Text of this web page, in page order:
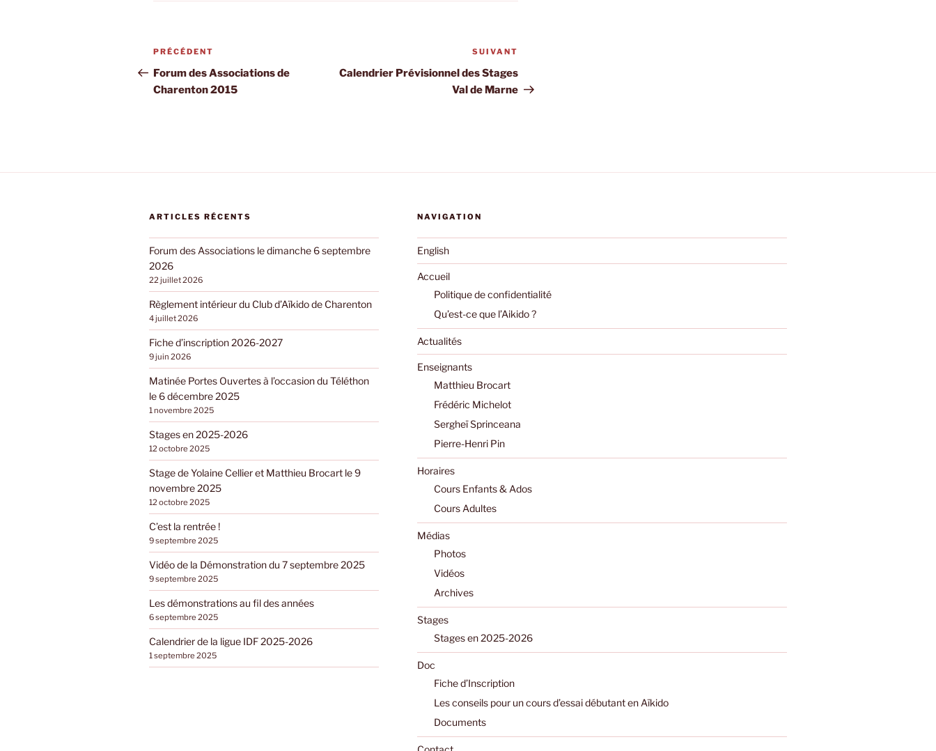
Navigation
de
l’article
Article
précédent
PRÉCÉDENT
Forum des Associations de
Charenton 2015
suivant
SUIVANT
Calendrier Prévisionnel des Stages
Val de Marne
ARTICLES RÉCENTS
Forum des Associations le dimanche 6 septembre
2026
22 juillet 2026
Règlement intérieur du Club d’Aïkido de Charenton
4 juillet 2026
Fiche d’inscription 2026-2027
9 juin 2026
Matinée Portes Ouvertes à l’occasion du Téléthon
le 6 décembre 2025
1 novembre 2025
Stages en 2025-2026
12 octobre 2025
Stage de Yolaine Cellier et Matthieu Brocart le 9
novembre 2025
12 octobre 2025
C’est la rentrée !
9 septembre 2025
Vidéo de la Démonstration du 7 septembre 2025
9 septembre 2025
Les démonstrations au fil des années
6 septembre 2025
Calendrier de la ligue IDF 2025-2026
1 septembre 2025
NAVIGATION
English
Accueil
Politique de confidentialité
Qu’est-ce que l’Aikido ?
Actualités
Enseignants
Matthieu Brocart
Frédéric Michelot
Sergheï Sprinceana
Pierre-Henri Pin
Horaires
Cours Enfants & Ados
Cours Adultes
Médias
Photos
Vidéos
Archives
Stages
Stages en 2025-2026
Doc
Fiche d’Inscription
Les conseils pour un cours d’essai débutant en Aïkido
Documents